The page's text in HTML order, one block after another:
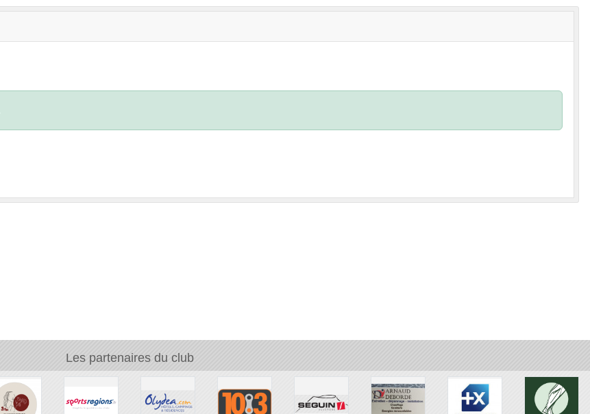
Les partenaires du club